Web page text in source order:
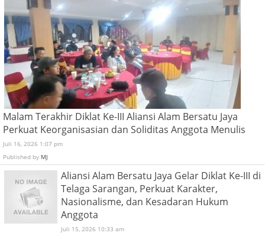
Malam Terakhir Diklat Ke-III Aliansi Alam Bersatu Jaya
Perkuat Keorganisasian dan Soliditas Anggota Menulis
Juli 16, 2026 1:07 pm
Published by MJ
Aliansi Alam Bersatu Jaya Gelar Diklat Ke-III di
Telaga Sarangan, Perkuat Karakter,
Nasionalisme, dan Kesadaran Hukum
Anggota
Juli 15, 2026 10:33 am